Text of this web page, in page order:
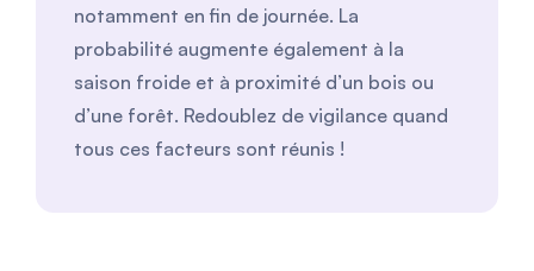
notamment en fin de journée. La
probabilité augmente également à la
saison froide et à proximité d’un bois ou
d’une forêt. Redoublez de vigilance quand
tous ces facteurs sont réunis !